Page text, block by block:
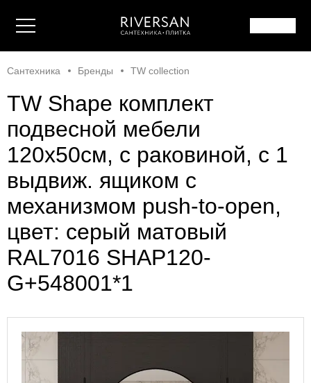
Сантехника Бренды TW collection
TW Shape комплект
подвесной мебели
120х50см, с раковиной, с 1
выдвиж. ящиком с
механизмом push-to-open,
цвет: серый матовый
RAL7016 SHAP120-
G+548001*1